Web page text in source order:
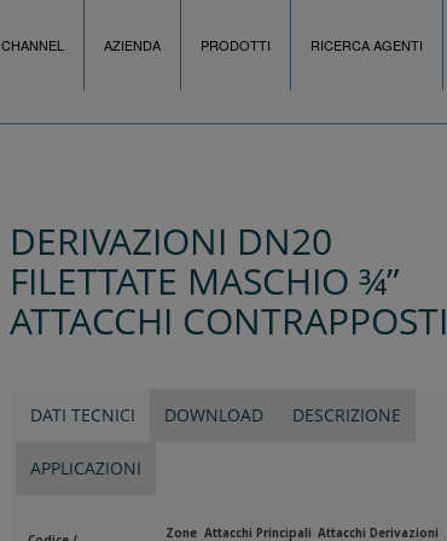
CHANNEL AZIENDA PRODOTTI RICERCA AGENTI
DERIVAZIONI DN20
FILETTATE MASCHIO ¾”
ATTACCHI CONTRAPPOSTI
DATI TECNICI DOWNLOAD DESCRIZIONE
APPLICAZIONI
Zone Attacchi Principali Attacchi Derivazioni